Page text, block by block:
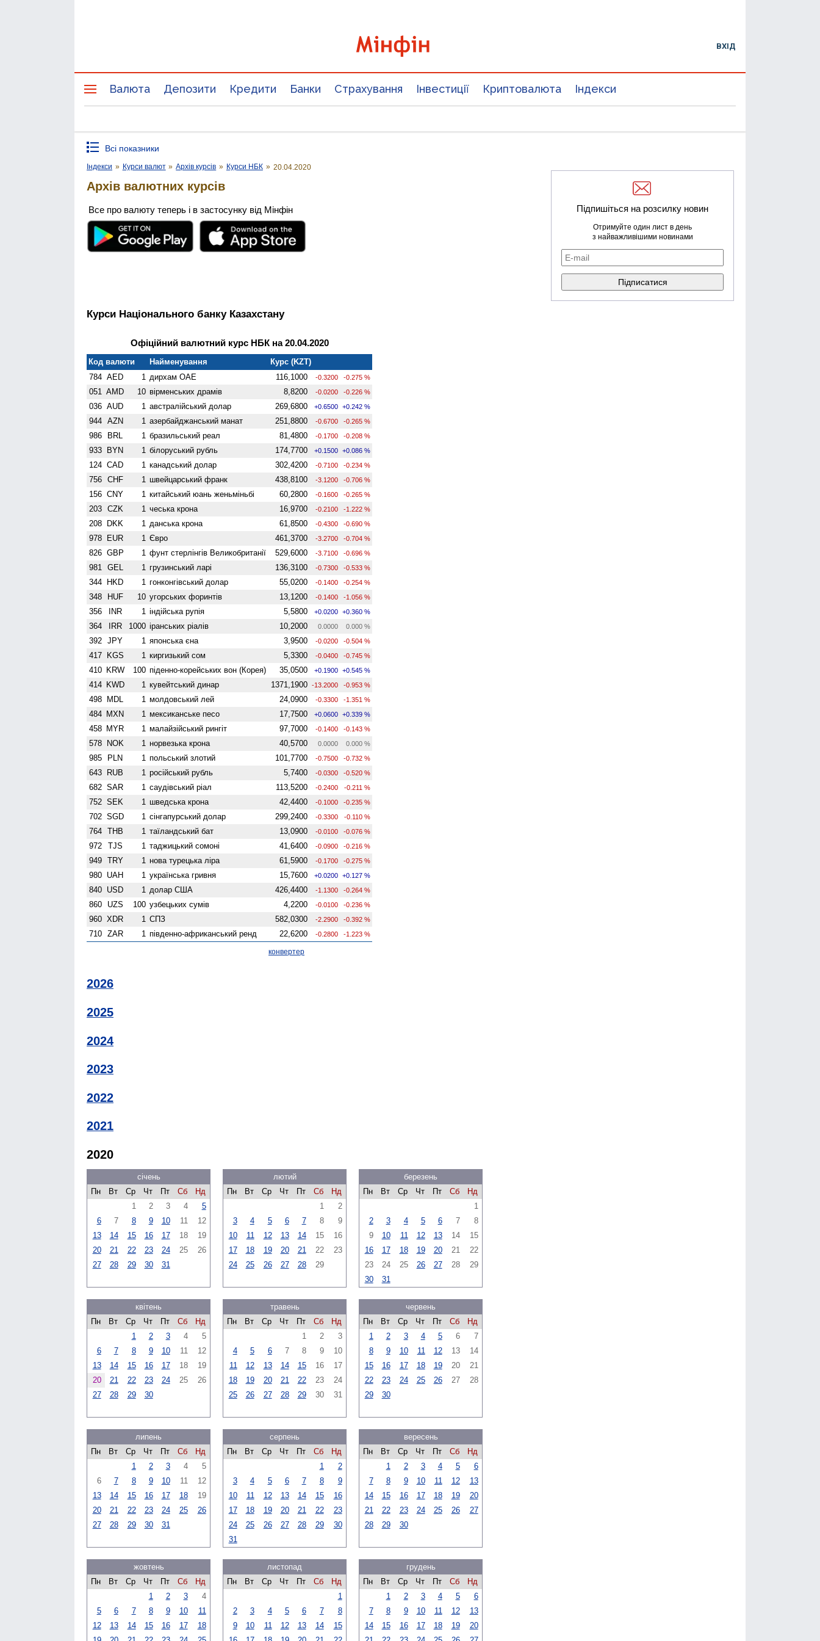
ВХІД
Валюта Депозити Кредити Банки Страхування Інвестиції Криптовалюта Індекси
Всі показники
Індекси » Курси валют » Архів курсів » Курси НБК » 20.04.2020
Архів валютних курсів
Все про валюту теперь і в застосунку від Мінфін
Курси Національного банку Казахстану
Офіційний валютний курс НБК на 20.04.2020
Код валюти Найменування
Курс (KZT)
784 AED 1 дирхам ОАЕ 116,1000 -0.3200 -0.275 %
051 AMD 10 вiрменських драмів 8,8200 -0.0200 -0.226 %
036 AUD 1 австралійський долар 269,6800 +0.6500 +0.242 %
944 AZN 1 азербайджанський манат 251,8800 -0.6700 -0.265 %
986 BRL 1 бразильський реал 81,4800 -0.1700 -0.208 %
933 BYN 1 білоруський рубль 174,7700 +0.1500 +0.086 %
124 CAD 1 канадський долар 302,4200 -0.7100 -0.234 %
756 CHF 1 швейцарський франк 438,8100 -3.1200 -0.706 %
156 CNY 1 китайський юань женьмiньбi 60,2800 -0.1600 -0.265 %
203 CZK 1 чеська крона 16,9700 -0.2100 -1.222 %
208 DKK 1 данська крона 61,8500 -0.4300 -0.690 %
978 EUR 1 Євро 461,3700 -3.2700 -0.704 %
826 GBP 1 фунт стерлінгів Велико­британії 529,6000 -3.7100 -0.696 %
981 GEL 1 грузинський ларі 136,3100 -0.7300 -0.533 %
344 HKD 1 гонконгівський долар 55,0200 -0.1400 -0.254 %
348 HUF 10 угорських форинтів 13,1200 -0.1400 -1.056 %
356 INR 1 індійська рупія 5,5800 +0.0200 +0.360 %
364 IRR 1000 іранських ріалів 10,2000 0.0000 0.000 %
392 JPY 1 японська єна 3,9500 -0.0200 -0.504 %
417 KGS 1 киргизький сом 5,3300 -0.0400 -0.745 %
410 KRW 100 піденно-корейських вон (Корея) 35,0500 +0.1900 +0.545 %
414 KWD 1 кувейтський динар 1371,1900 -13.2000 -0.953 %
498 MDL 1 молдовський лей 24,0900 -0.3300 -1.351 %
484 MXN 1 мексиканське песо 17,7500 +0.0600 +0.339 %
458 MYR 1 малайзійський рингіт 97,7000 -0.1400 -0.143 %
578 NOK 1 норвезька крона 40,5700 0.0000 0.000 %
985 PLN 1 польський злотий 101,7700 -0.7500 -0.732 %
643 RUB 1 російський рубль 5,7400 -0.0300 -0.520 %
682 SAR 1 саудівський ріал 113,5200 -0.2400 -0.211 %
752 SEK 1 шведська крона 42,4400 -0.1000 -0.235 %
702 SGD 1 сінгапурський долар 299,2400 -0.3300 -0.110 %
764 THB 1 таїландський бат 13,0900 -0.0100 -0.076 %
972 TJS 1 таджицький сомоні 41,6400 -0.0900 -0.216 %
949 TRY 1 нова турецька ліра 61,5900 -0.1700 -0.275 %
980 UAH 1 українська гривня 15,7600 +0.0200 +0.127 %
840 USD 1 долар США 426,4400 -1.1300 -0.264 %
860 UZS 100 узбецьких сумів 4,2200 -0.0100 -0.236 %
960 XDR 1 СПЗ 582,0300 -2.2900 -0.392 %
710 ZAR 1 південно-африканський ренд 22,6200 -0.2800 -1.223 %
конвертер
2026
2025
2024
2023
2022
2021
2020
січень
Пн
Вт Ср Чт Пт Сб
Нд
1
2 3 4
5
6
7 8 9 10 11
12
13
14 15 16 17 18
19
20
21 22 23 24 25
26
27
28 29 30 31
лютий
Пн
Вт Ср Чт Пт Сб
Нд
1
2
3
4 5 6 7 8
9
10
11 12 13 14 15
16
17
18 19 20 21 22
23
24
25 26 27 28 29
березень
Пн
Вт Ср Чт Пт Сб
Нд
1
2
3 4 5 6 7
8
9
10 11 12 13 14
15
16
17 18 19 20 21
22
23
24 25 26 27 28
29
30
31
квітень
Пн
Вт Ср Чт Пт Сб
Нд
1
2 3 4
5
6
7 8 9 10 11
12
13
14 15 16 17 18
19
20
21 22 23 24 25
26
27
28 29 30
травень
Пн
Вт Ср Чт Пт Сб
Нд
1
2
3
4
5 6 7 8 9
10
11
12 13 14 15 16
17
18
19 20 21 22 23
24
25
26 27 28 29 30 31
червень
Пн
Вт Ср Чт Пт Сб
Нд
1
2 3 4 5 6
7
8
9 10 11 12 13
14
15
16 17 18 19 20
21
22
23 24 25 26 27
28
29
30
липень
Пн
Вт Ср Чт Пт Сб
Нд
1
2 3 4
5
6
7 8 9 10 11
12
13
14 15 16 17 18
19
20
21 22 23 24 25
26
27
28 29 30 31
серпень
Пн
Вт Ср Чт Пт Сб
Нд
1
2
3
4 5 6 7 8
9
10
11 12 13 14 15
16
17
18 19 20 21 22
23
24
25 26 27 28 29
30
31
вересень
Пн
Вт Ср Чт Пт Сб
Нд
1
2 3 4 5
6
7
8 9 10 11 12
13
14
15 16 17 18 19
20
21
22 23 24 25 26
27
28
29 30
жовтень
Пн
Вт Ср Чт Пт Сб
Нд
1
2 3
4
5
6 7 8 9 10
11
12
13 14 15 16 17
18
листопад
Пн
Вт Ср Чт Пт Сб
Нд
1
2
3 4 5 6 7
8
9
10 11 12 13 14
15
грудень
Пн
Вт Ср Чт Пт Сб
Нд
1
2 3 4 5
6
7
8 9 10 11 12
13
14
15 16 17 18 19
20
Підпишіться на розсилку новин
Отримуйте один лист в день
з найважливішими новинами